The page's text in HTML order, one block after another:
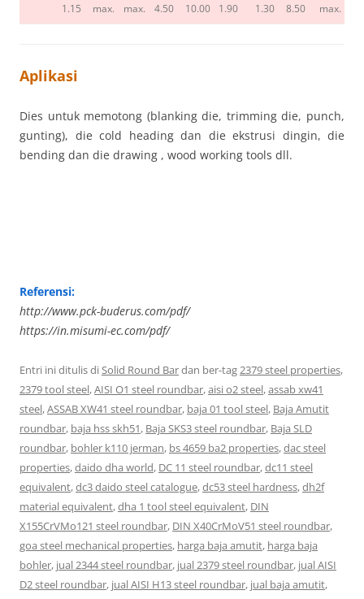
1.15
max.
max.
4.50
10.00
1.90
1.30
8.50
max.
Aplikasi
Dies untuk memotong (blanking die, trimming die, punch,
gunting), die cold heading dan die ekstrusi dingin, die
bending dan die drawing , wood working tools dll.
Referensi:
http://www.pck-buderus.com/pdf/
https://in.misumi-ec.com/pdf/
Entri ini ditulis diSolid Round Bardan ber-tag2379 steel properties,
2379 tool steel,AISI O1 steel roundbar,aisi o2 steel,assab xw41
steel,ASSAB XW41 steel roundbar, baja 01 tool steel, Baja Amutit
roundbar, baja hss skh51, Baja SKS3 steel roundbar, Baja SLD
roundbar, bohler k110 jerman, bs 4659 ba2 properties,dac steel
properties,daido dha world, DC 11 steel roundbar,dc11 steel
equivalent,dc3 daido steel catalogue,dc53 steel hardness,dh2f
material equivalent,dha 1 tool steel equivalent, DIN
X155CrVMo121 steel roundbar, DIN X40CrMoV51 steel roundbar,
goa steel mechanical properties, harga baja amutit, harga baja
bohler, jual 2344 steel roundbar, jual 2379 steel roundbar, jual AISI
D2 steel roundbar, jual AISI H13 steel roundbar, jual baja amutit,